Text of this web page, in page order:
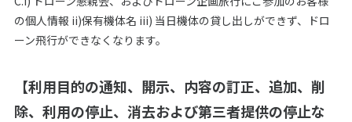
の個人情報 ii)保有機体名 iii) 当日機体の貸し出しができず、ドロ
ーン飛行ができなくなります。
【利用目的の通知、開示、内容の訂正、追加、削
除、利用の停止、消去および第三者提供の停止な